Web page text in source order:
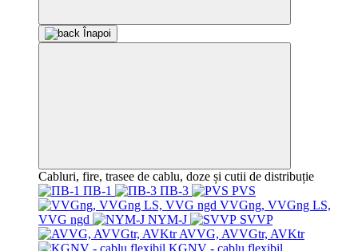
Înapoi
Cabluri, fire, trasee de cablu, doze și cutii de distribuție
ПВ-1
ПВ-3
PVS
VVGng, VVGng LS,
VVG ngd
NYM-J
SVVP
AVVG, AVVGtr, AVKtr
KGNV - cablu flexibil